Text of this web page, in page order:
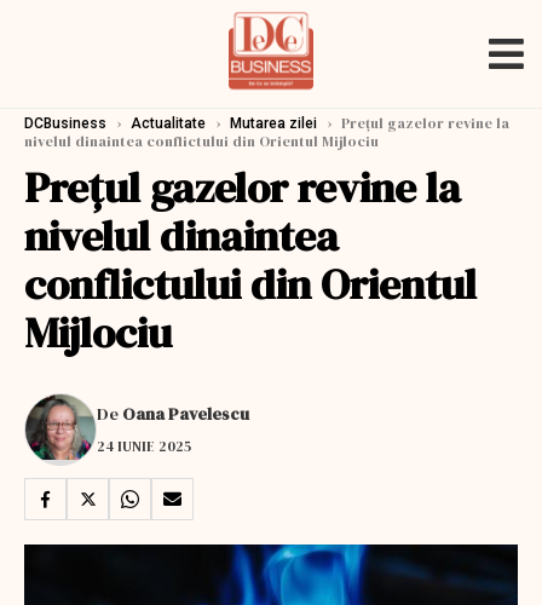
DCBusiness › Actualitate › Mutarea zilei › Prețul gazelor revine la
nivelul dinaintea conflictului din Orientul Mijlociu
Prețul gazelor revine la
nivelul dinaintea
conflictului din Orientul
Mijlociu
De Oana Pavelescu
24 IUNIE 2025